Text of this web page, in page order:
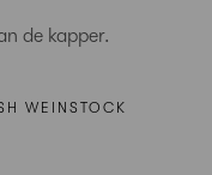
de kapper.
WEINSTOCK